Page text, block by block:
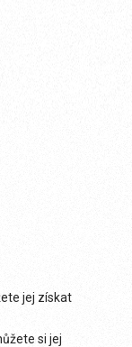
jej získat
si jej